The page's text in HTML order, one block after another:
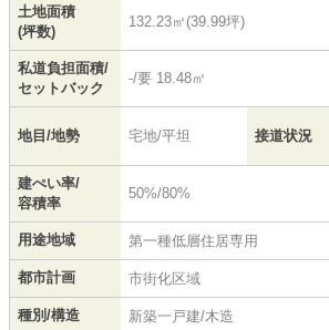
土地面積
(坪数)
132.23㎡(39.99坪)
私道負担面積/
セットバック
-/要 18.48㎡
地目/地勢 宅地/平坦 接道状況
建ぺい率/
容積率
50%/80%
用途地域 第一種低層住居専用
都市計画 市街化区域
種別/構造 新築一戸建/木造